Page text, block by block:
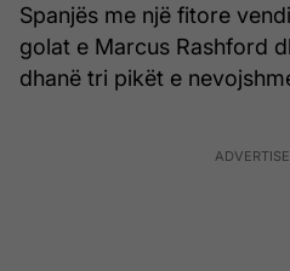
Spanjës me një fitore
golat e Marcus Rashford
dhanë tri pikët e